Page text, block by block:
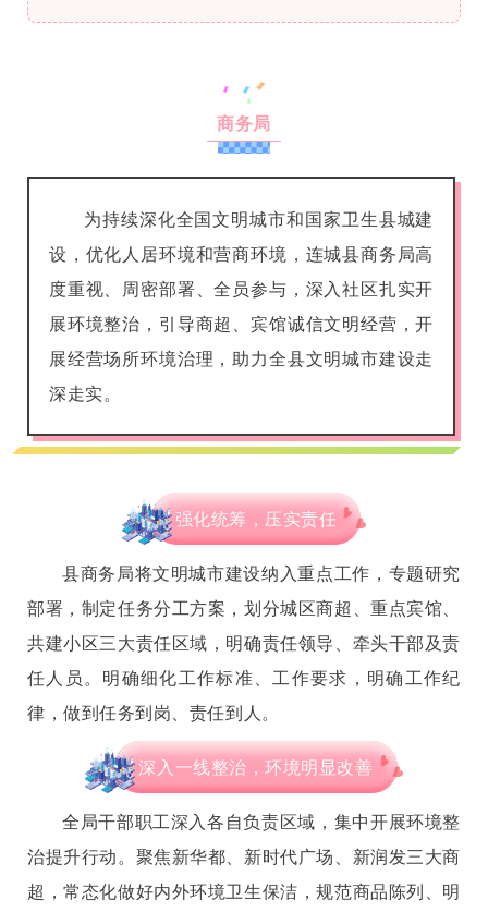
商务局
为持续深化全国文明城市和国家卫生县城建
设，优化人居环境和营商环境，连城县商务局高
度重视、周密部署、全员参与，深入社区扎实开
展环境整治，引导商超、宾馆诚信文明经营，开
展经营场所环境治理，助力全县文明城市建设走
深走实。
强化统筹，压实责任
县商务局将文明城市建设纳入重点工作，专题研究
部署，制定任务分工方案，划分城区商超、重点宾馆、
共建小区三大责任区域，明确责任领导、牵头干部及责
任人员。明确细化工作标准、工作要求，明确工作纪
律，做到任务到岗、责任到人。
深入一线整治，环境明显改善
全局干部职工深入各自负责区域，集中开展环境整
治提升行动。聚焦新华都、新时代广场、新润发三大商
超，常态化做好内外环境卫生保洁，规范商品陈列、明